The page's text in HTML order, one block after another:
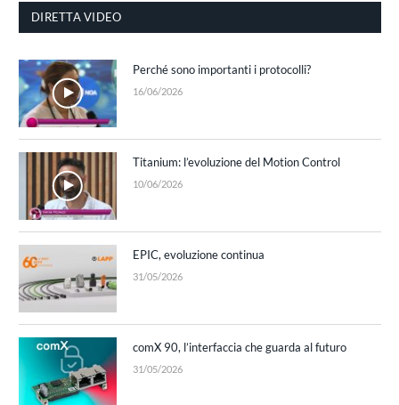
DIRETTA VIDEO
Perché sono importanti i protocolli?
16/06/2026
Titanium: l’evoluzione del Motion Control
10/06/2026
EPIC, evoluzione continua
31/05/2026
comX 90, l’interfaccia che guarda al futuro
31/05/2026